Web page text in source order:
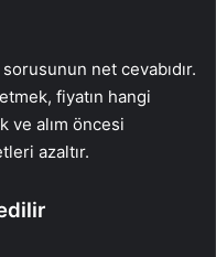
net cevabıdır.
fiyatın hangi
ve alım öncesi
azaltır.